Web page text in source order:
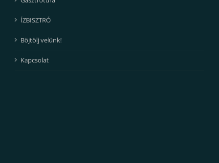
ÍZBISZTRÓ
Böjtölj velünk!
Kapcsolat